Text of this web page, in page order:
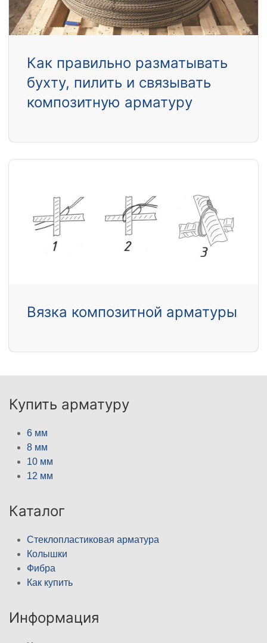
Как правильно разматывать
бухту, пилить и связывать
композитную арматуру
Вязка композитной арматуры
Купить арматуру
6 мм
8 мм
10 мм
12 мм
Каталог
Стеклопластиковая арматура
Колышки
Фибра
Как купить
Информация